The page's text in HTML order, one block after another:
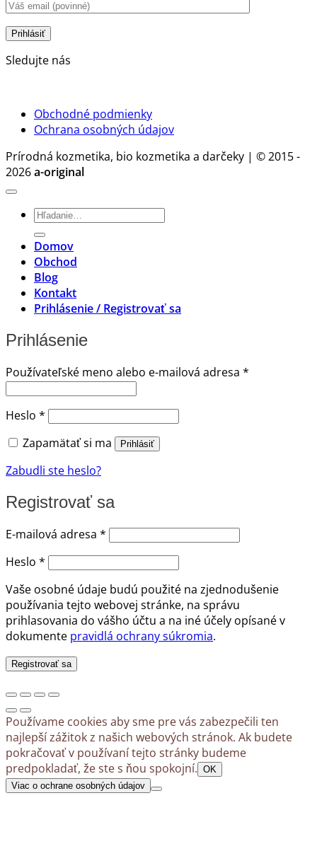
Sledujte nás
Obchodné podmienky
Ochrana osobných údajov
Prírodná kozmetika, bio kozmetika a darčeky | © 2015 -
2026a-original
Hľadať:
Domov
Obchod
Blog
Kontakt
Prihlásenie / Registrovať sa
Prihlásenie
Používateľské meno alebo e-mailová adresa *
Heslo * Povinné
Zapamätať si ma
Prihlásiť
Zabudli ste heslo?
Registrovať sa
E-mailová adresa * Povinné
Heslo * Povinné
Vaše osobné údaje budú použité na zjednodušenie
používania tejto webovej stránke, na správu
prihlasovania do vášho účtu a na iné účely opísané v
dokumente pravidlá ochrany súkromia.
Registrovať sa
Používame cookies aby sme pre vás zabezpečili ten
najlepší zážitok z našich webových stránok. Ak budete
pokračovať v používaní tejto stránky budeme
predpokladať, že ste s ňou spokojní. OK
Viac o ochrane osobných údajov